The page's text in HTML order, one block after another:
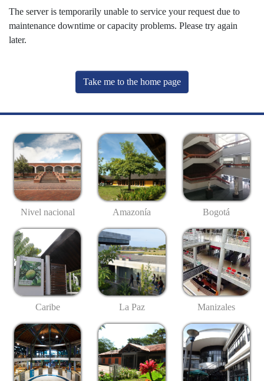
The server is temporarily unable to service your request due to
maintenance downtime or capacity problems. Please try again
later.
Take me to the home page
Nivel nacional Amazonía Bogotá
Caribe La Paz Manizales